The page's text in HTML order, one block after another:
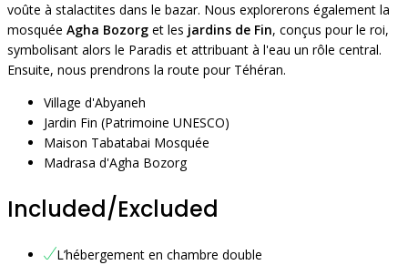
voûte à stalactites dans le bazar. Nous explorerons également la
mosquée Agha Bozorg et les jardins de Fin, conçus pour le roi,
symbolisant alors le Paradis et attribuant à l'eau un rôle central.
Ensuite, nous prendrons la route pour Téhéran.
Village d'Abyaneh
Jardin Fin (Patrimoine UNESCO)
Maison Tabatabai Mosquée
Madrasa d'Agha Bozorg
Included/Excluded
L’hébergement en chambre double